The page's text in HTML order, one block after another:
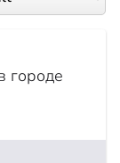
городе